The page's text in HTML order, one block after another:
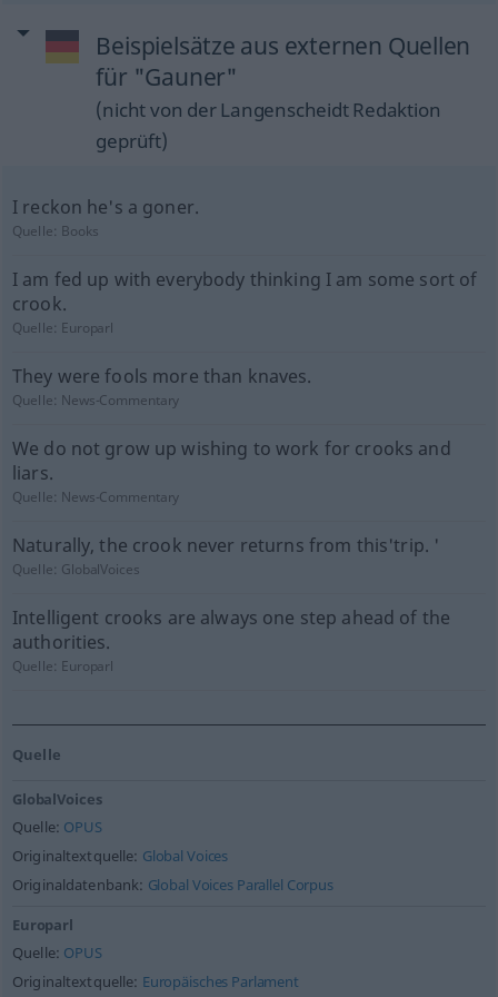
Beispielsätze aus externen Quellen
für "Gauner"
(nicht von der Langenscheidt Redaktion
geprüft)
I reckon he's a goner.
Quelle: Books
I am fed up with everybody thinking I am some sort of
crook.
Quelle: Europarl
They were fools more than knaves.
Quelle: News-Commentary
We do not grow up wishing to work for crooks and
liars.
Quelle: News-Commentary
Naturally, the crook never returns from this'trip. '
Quelle: GlobalVoices
Intelligent crooks are always one step ahead of the
authorities.
Quelle: Europarl
Quelle
GlobalVoices
Quelle: OPUS
Originaltextquelle: Global Voices
Originaldatenbank: Global Voices Parallel Corpus
Europarl
Quelle: OPUS
Originaltextquelle: Europäisches Parlament